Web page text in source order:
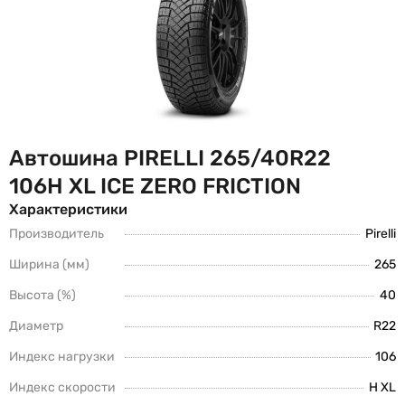
Автошина PIRELLI 265/40R22
106H XL ICE ZERO FRICTION
Характеристики
Производитель
Pirelli
Ширина (мм)
265
Высота (%)
40
Диаметр
R22
Индекс нагрузки
106
Индекс скорости
H XL